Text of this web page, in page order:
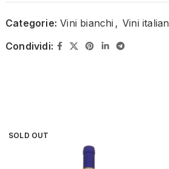
Categorie: Vini bianchi , Vini
Condividi:
SOLD OUT